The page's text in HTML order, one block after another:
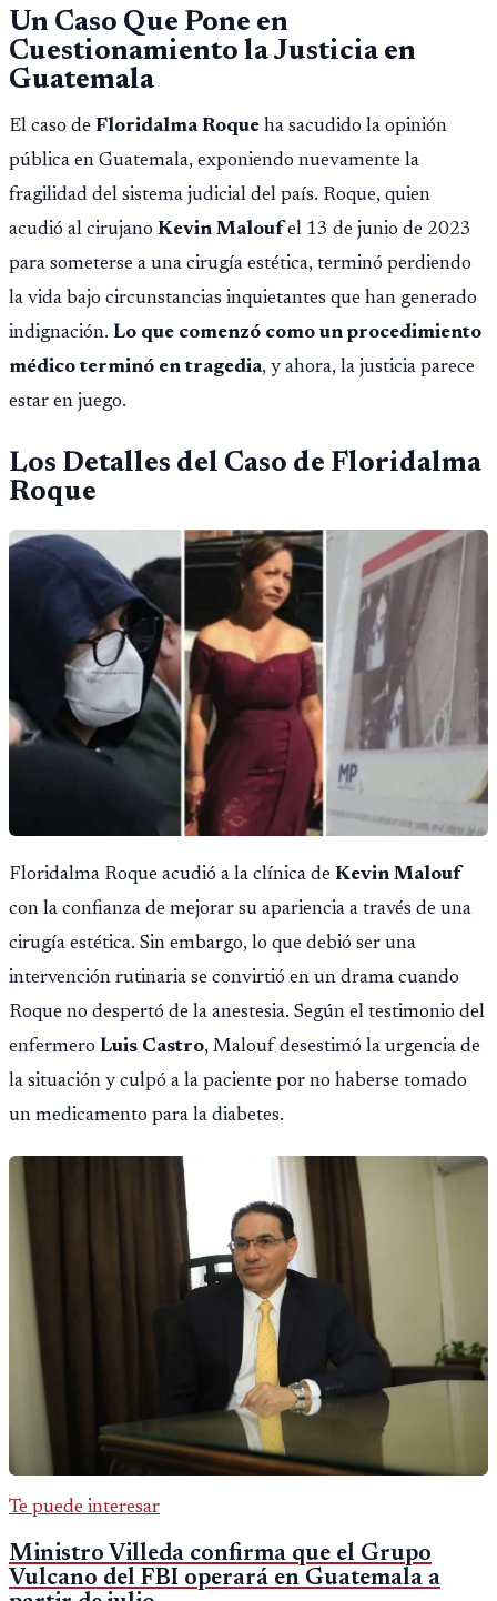
Un Caso Que Pone en
Cuestionamiento la Justicia en
Guatemala
El caso de Floridalma Roque ha sacudido la opinión
pública en Guatemala, exponiendo nuevamente la
fragilidad del sistema judicial del país. Roque, quien
acudió al cirujano Kevin Maloufel 13 de junio de 2023
para someterse a una cirugía estética, terminó perdiendo
la vida bajo circunstancias inquietantes que han generado
indignación. Lo que comenzó como un procedimiento
médico terminó en tragedia, y ahora, la justicia parece
estar en juego.
Los Detalles del Caso de Floridalma
Roque
Floridalma Roque acudió a la clínica de Kevin Malouf
con la confianza de mejorar su apariencia a través de una
cirugía estética. Sin embargo, lo que debió ser una
intervención rutinaria se convirtió en un drama cuando
Roque no despertó de la anestesia. Según el testimonio del
enfermero Luis Castro, Malouf desestimó la urgencia de
la situación y culpó a la paciente por no haberse tomado
un medicamento para la diabetes.
Te puede interesar
Ministro Villeda confirma que el Grupo
Vulcano del FBI operará en Guatemala a